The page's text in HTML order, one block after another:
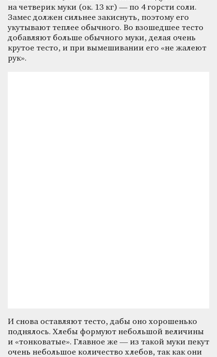
на четверик муки (ок. 13 кг) — по 4 горсти соли.
Замес должен сильнее закиснуть, поэтому его
укутывают теплее обычного. Во взошедшее тесто
добавляют больше обычного муки, делая очень
крутое тесто, и при вымешивании его «не жалеют
рук».
И снова оставляют тесто, дабы оно хорошенько
поднялось. Хлебы формуют небольшой величины
и «тонковатые». Главное же — из такой муки пекут
очень небольшое количество хлебов, так как они